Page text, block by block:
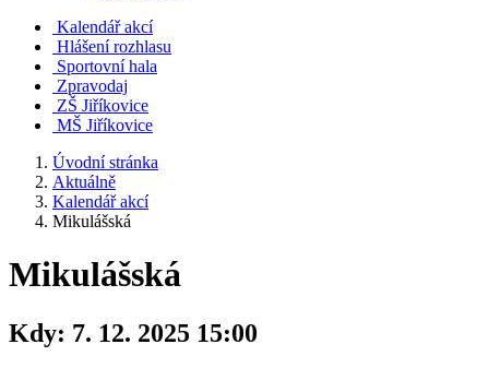
Kalendář akcí
Hlášení rozhlasu
Sportovní hala
Zpravodaj
ZŠ Jiříkovice
MŠ Jiříkovice
Úvodní stránka
Aktuálně
Kalendář akcí
Mikulášská
Mikulášská
Kdy: 7. 12. 2025 15:00